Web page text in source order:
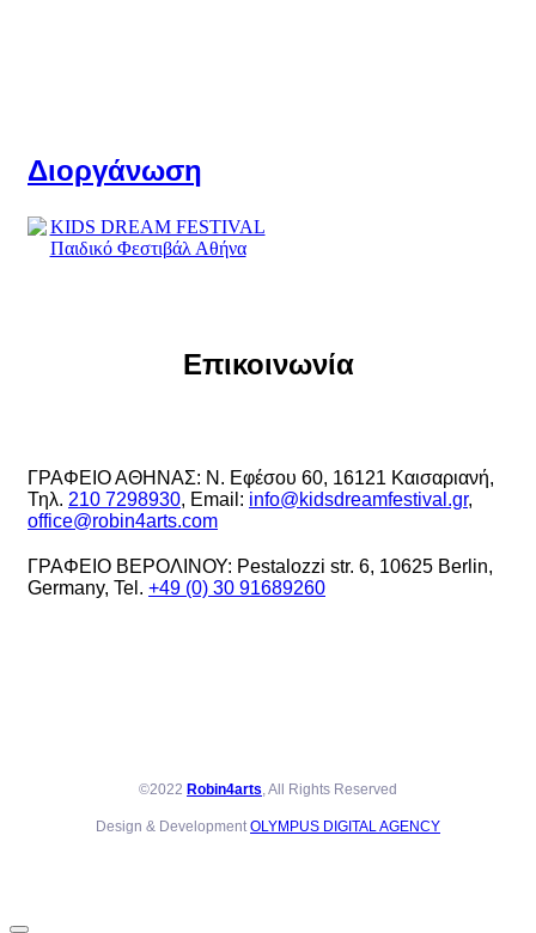
Διοργάνωση
Επικοινωνία
ΓΡΑΦΕΙΟ ΑΘΗΝΑΣ: Ν. Εφέσου 60, 16121 Καισαριανή,
Τηλ. 210 7298930, Email: info@kidsdreamfestival.gr,
office@robin4arts.com
ΓΡΑΦΕΙΟ ΒΕΡΟΛΙΝΟΥ: Pestalozzi str. 6, 10625 Berlin,
Germany, Tel. +49 (0) 30 91689260
©2022 Robin4arts, All Rights Reserved
Design & DevelopmentOLYMPUS DIGITAL AGENCY